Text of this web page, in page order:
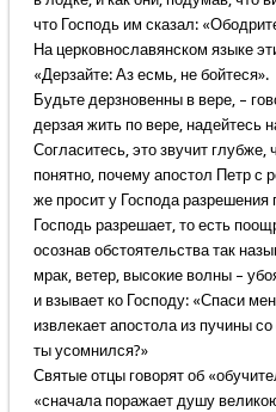
что Господь им сказал:
На церковнославянском языке
«Дерзайте: Аз есмь, не бойтеся».
Будьте дерзновенны в вере, –
дерзая жить по вере, надейтесь
Согласитесь, это звучит глубже,
понятно, почему апостол Петр с
же просит у Господа
Господь разрешает, то есть
осознав обстоятельства так
мрак, ветер, высокие волны –
и взывает ко Господу: «Спаси
извлекает апостола из пучины
ты усомнился?»
Святые отцы говорят об
«сначала поражает душу